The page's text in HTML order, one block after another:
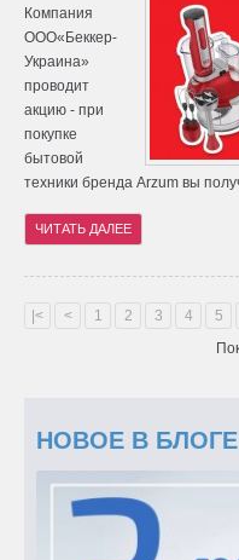
Компания
ООО«Беккер-
Украина»
проводит
акцию - при
покупке
бытовой
техники бренда Arzum вы
ЧИТАТЬ ДАЛЕЕ
|< < 1 2 3 4 5
НОВОЕ В БЛОГЕ